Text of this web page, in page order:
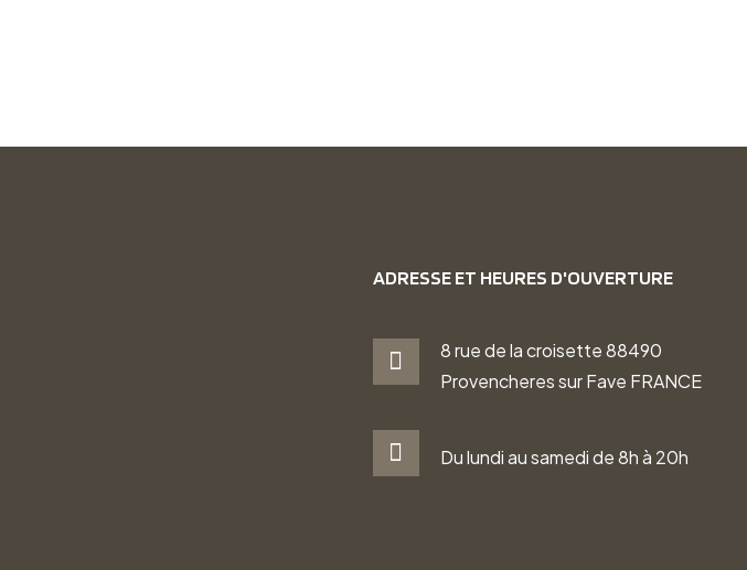
ADRESSE ET HEURES D'OUVERTURE
8 rue de la croisette 88490
Provencheres sur Fave FRANCE
Du lundi au samedi de 8h à 20h